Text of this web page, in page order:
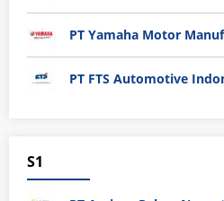
PT Yamaha Motor
PT FTS Automotive
S1